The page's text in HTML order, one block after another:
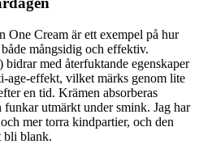
Cream är ett exempel på hur
mångsidig och effektiv.
bidrar med återfuktande egenskaper
age-effekt, vilket märks genom lite
en tid. Krämen absorberas
utmärkt under smink. Jag har
mer torra kindpartier, och den
bli blank.